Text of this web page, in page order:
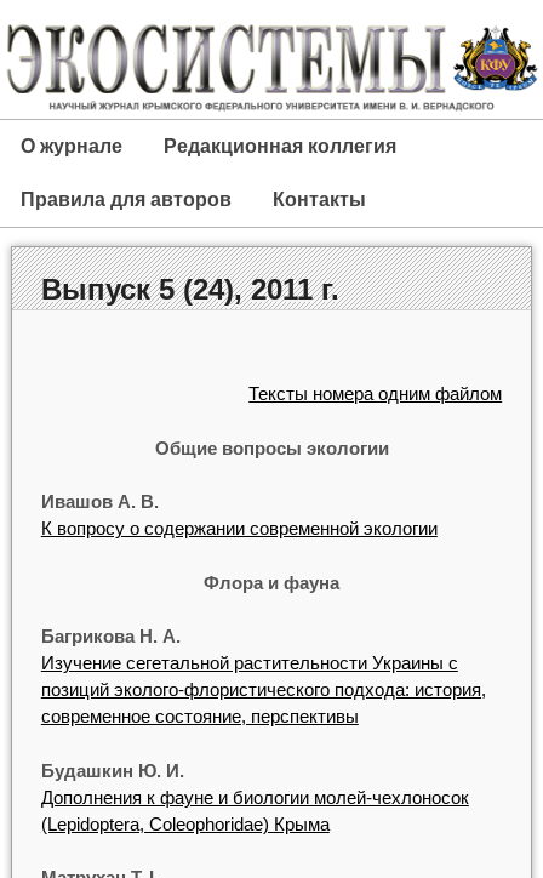
О журнале Редакционная коллегия
Правила для авторов Контакты
Выпуск 5 (24), 2011 г.
Тексты номера одним файлом
Общие вопросы экологии
Ивашов А. В.
К вопросу о содержании современной экологии
Флора и фауна
Багрикова Н. А.
Изучение сегетальной растительности Украины с
позиций эколого-флористического подхода: история,
современное состояние, перспективы
Будашкин Ю. И.
Дополнения к фауне и биологии молей-чехлоносок
(Lepidoptera, Coleophoridae) Крыма